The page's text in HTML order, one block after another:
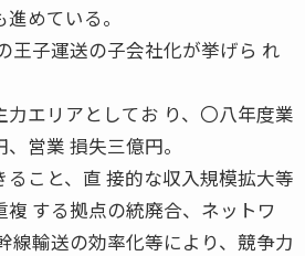
めている。
王子運送の子会社化が挙げら れ
力エリアとしてお り、〇八年度業
営業 損失三億円。
こと、直 接的な収入規模拡大等
する拠点の統廃合、ネットワ
線輸送の効率化等により、競争力